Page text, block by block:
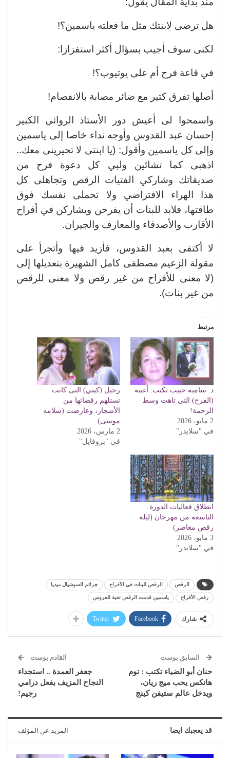
هل ترضى لابنتك مثل ما فعلته ياسمين؟!
لكنى سوف أجيب بسؤال أكثر استفزازا:
في قاعة فرح أم على يوتيوب؟!
أصلها تفرق كتير مع ضائر مصابة بالانفصام!
واسمحوا لى أعيش دور الأستاذ الروائي الكبير
إحسان عبد القدوس وأوجه نداء خاصا إلى ياسمين
وإلى كل ياسمين وأقول: (يا ابنتى لا تحيرينى معك..
اذهبى كما تشائين ولبي كل دعوة فرح من
صديقاتك وشاركي الفتيات الرقص وتجاهلى كل
هذا الهراء الافتراضي ولا تحملى نفسك فوق
طاقتها، فلابد للبنات أن يفرحن ويشاركن في أفراح
الأقارب والأصدقاء والمعارف والجيران.
لا أكتفى بعبد القدوس، فأزيد فيها وأتجرأ على
مقولة الزعيم مصطفى كامل الشهيرة بتعديلها إلى
(لا معنى للأفراح من غير رقص ولا معنى للرقص
من غير بنات).
مرتبط
د. سامية حبيب تكتب: أغنية
(الفرح) التي تاهت وسط
الزحمة!
2 مايو، 2026
في "سلايدر"
رحيل (كيتي) التى كانت
تستلهم رقصاتها من
الأشجار، وعارضت (سلامه
موسى)
2 مارس، 2026
في "بروفايل"
انطلاق فعاليات الدورة
التاسعة من مهرجان (ليلة
رقص معاصر)
3 مايو، 2026
في "سلايدر"
الرقص الرقص للبنات في الأفراح جرائم السوشيال ميديا
رقص الأفراح ياسمين قدمت الرقص تحية للعروس
شارك Facebook
Twitter
السابق بوست
حنان أبو الضياء تكتب : توم
هانكس يحب ميج ريان،
ويدخل عالم ستيفن كينج
القادم بوست
جعفر العمدة .. استجداء
النجاح المزيف بفعل درامي
رجيم!
قد يعجبك ايضا المزيد عن المؤلف